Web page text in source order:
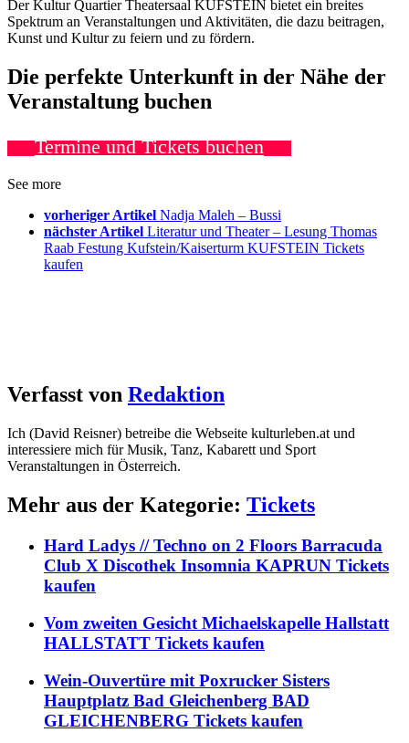
Der Kultur Quartier Theatersaal KUFSTEIN bietet ein breites
Spektrum an Veranstaltungen und Aktivitäten, die dazu beitragen,
Kunst und Kultur zu feiern und zu fördern.
Die perfekte Unterkunft in der Nähe der
Veranstaltung buchen
Termine und Tickets buchen
See more
vorheriger Artikel Nadja Maleh – Bussi
nächster Artikel Literatur und Theater – Lesung Thomas
Raab Festung Kufstein/Kaiserturm KUFSTEIN Tickets
kaufen
Verfasst von Redaktion
Ich (David Reisner) betreibe die Webseite kulturleben.at und
interessiere mich für Musik, Tanz, Kabarett und Sport
Veranstaltungen in Österreich.
Mehr aus der Kategorie: Tickets
Hard Ladys // Techno on 2 Floors Barracuda
Club X Discothek Insomnia KAPRUN Tickets
kaufen
Vom zweiten Gesicht Michaelskapelle Hallstatt
HALLSTATT Tickets kaufen
Wein-Ouvertüre mit Poxrucker Sisters
Hauptplatz Bad Gleichenberg BAD
GLEICHENBERG Tickets kaufen